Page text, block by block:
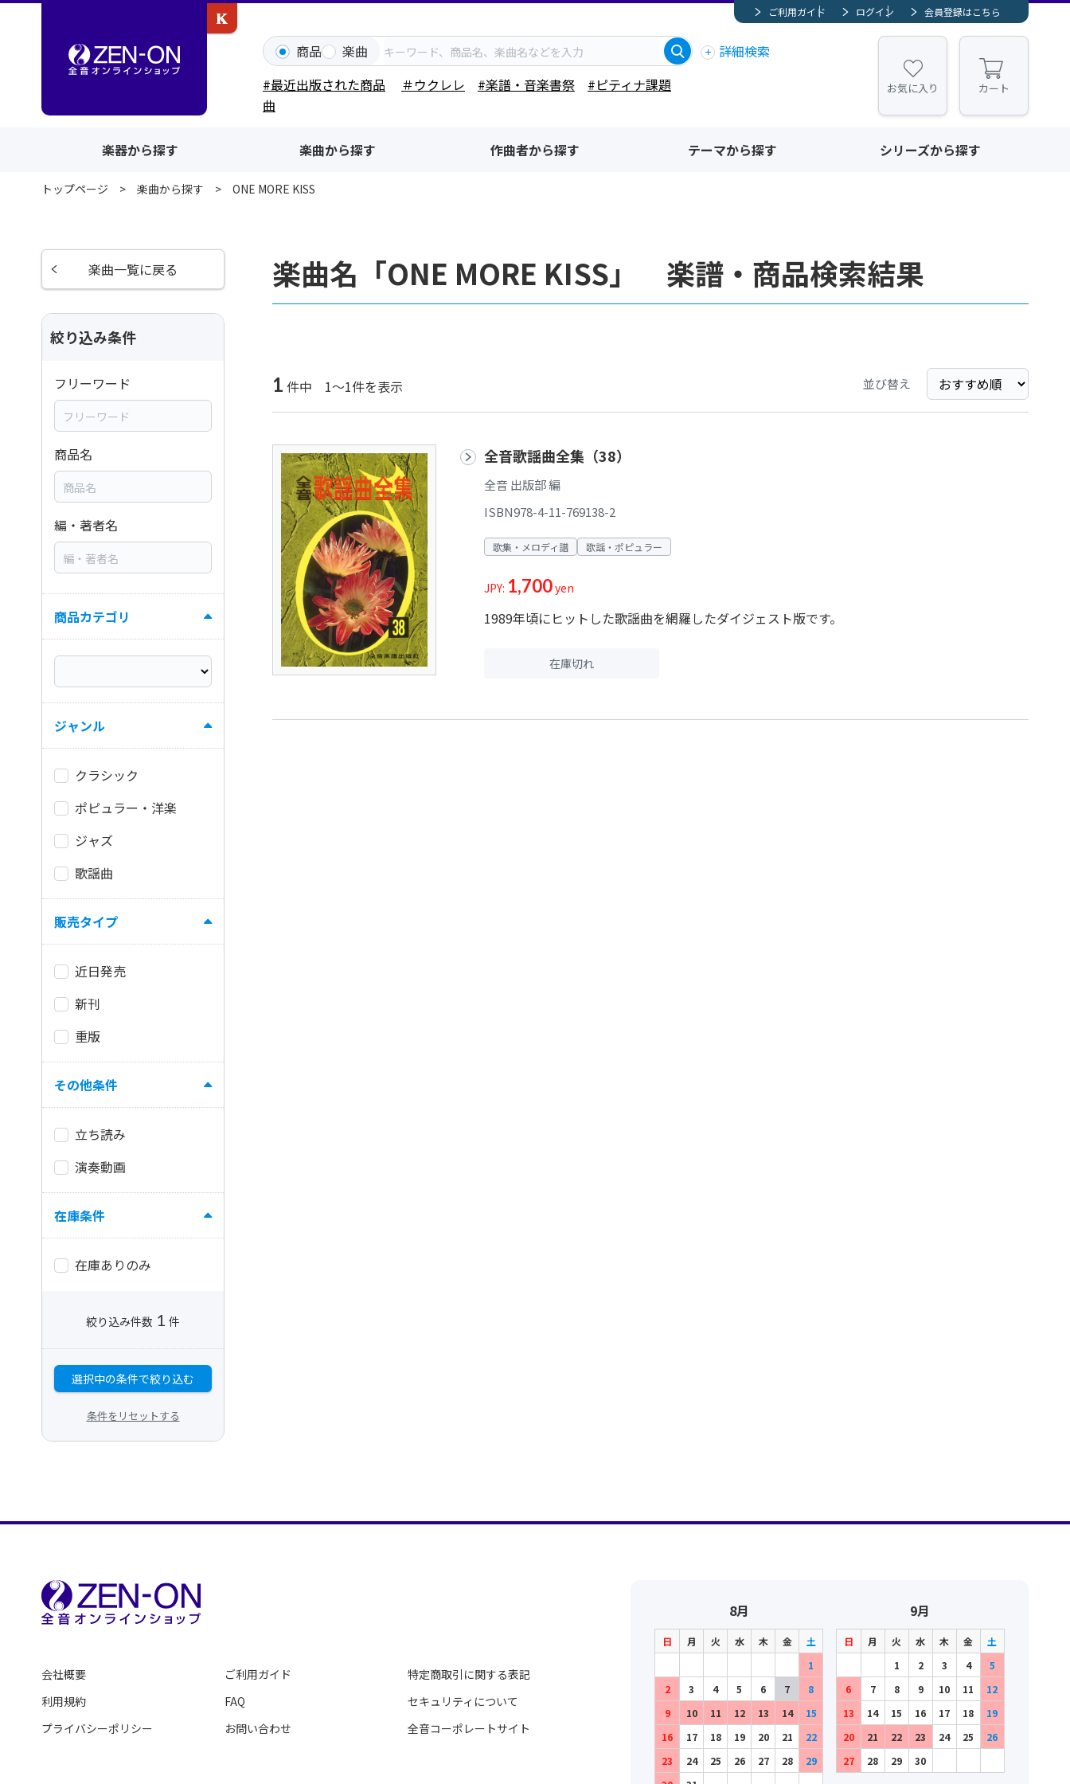
ご利用ガイド ログイン 会員登録はこちら
商品 楽曲
詳細検索
#最近出版された商品
＃ウクレレ #楽譜・音楽書祭
#ピティナ課題
曲
お気に入り カート
楽器から探す 楽曲から探す 作曲者から探す テーマから探す シリーズから探す
トップページ 楽曲から探す ONE MORE KISS
楽曲名「ONE MORE KISS」 楽譜・商品検索結果
1 件中 1～1件を表示 並び替え
全音歌謡曲全集（38）
全音 出版部 編
ISBN978-4-11-769138-2
歌集・メロディ譜 歌謡・ポピュラー
JPY: 1,700yen
1989年頃にヒットした歌謡曲を網羅したダイジェスト版です。
在庫切れ
楽曲一覧に戻る
絞り込み条件
フリーワード
商品名
編・著者名
商品カテゴリ
ジャンル
クラシック
ポピュラー・洋楽
ジャズ
歌謡曲
販売タイプ
近日発売
新刊
重版
その他条件
立ち読み
演奏動画
在庫条件
在庫ありのみ
絞り込み件数 1 件
選択中の条件で絞り込む
条件をリセットする
会社概要
利用規約
プライバシーポリシー
ご利用ガイド
FAQ
お問い合わせ
特定商取引に関する表記
セキュリティについて
全音コーポレートサイト
8月
日 月 火 水 木 金
土
1
2
3 4 5 6 7
8
9
10 11 12 13 14
15
16
17 18 19 20 21
22
23
24 25 26 27 28
29
9月
日 月 火 水 木 金
土
1
2 3 4
5
6
7 8 9 10 11
12
13
14 15 16 17 18
19
20
21 22 23 24 25
26
27
28 29 30